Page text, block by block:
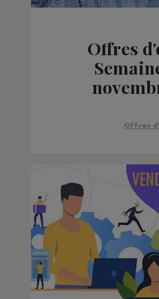
Offres
Offres